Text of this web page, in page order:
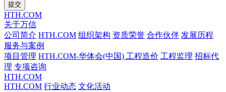
提交
HTH.COM
关于万信
公司简介 HTH.COM 组织架构 资质荣誉 合作伙伴 发展历程
服务与案例
项目管理 HTH.COM-华体会(中国) 工程造价 工程监理 招标代
理 专项咨询
HTH.COM
HTH.COM 行业动态 文化活动